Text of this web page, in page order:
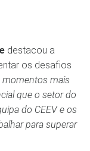
destacou a
os desafios
momentos mais
que o setor do
do CEEV e os
para superar